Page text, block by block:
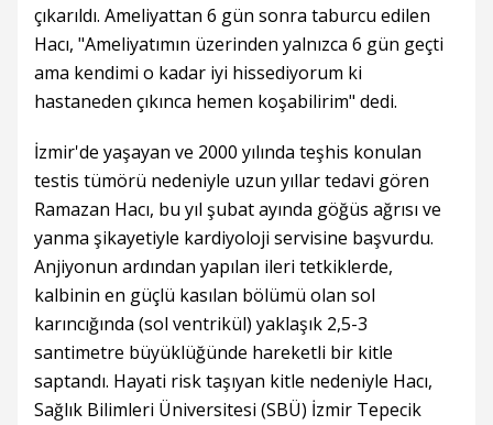
çıkarıldı. Ameliyattan 6 gün sonra taburcu edilen
Hacı, "Ameliyatımın üzerinden yalnızca 6 gün geçti
ama kendimi o kadar iyi hissediyorum ki
hastaneden çıkınca hemen koşabilirim" dedi.
İzmir'de yaşayan ve 2000 yılında teşhis konulan
testis tümörü nedeniyle uzun yıllar tedavi gören
Ramazan Hacı, bu yıl şubat ayında göğüs ağrısı ve
yanma şikayetiyle kardiyoloji servisine başvurdu.
Anjiyonun ardından yapılan ileri tetkiklerde,
kalbinin en güçlü kasılan bölümü olan sol
karıncığında (sol ventrikül) yaklaşık 2,5-3
santimetre büyüklüğünde hareketli bir kitle
saptandı. Hayati risk taşıyan kitle nedeniyle Hacı,
Sağlık Bilimleri Üniversitesi (SBÜ) İzmir Tepecik